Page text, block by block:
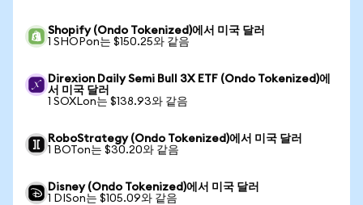
Shopify (Ondo Tokenized)에서 미국 달러
1 SHOPon는 $150.25와 같음
Direxion Daily Semi Bull 3X ETF (Ondo Tokenized)에
서 미국 달러
1 SOXLon는 $138.93와 같음
RoboStrategy (Ondo Tokenized)에서 미국 달러
1 BOTon는 $30.20와 같음
Disney (Ondo Tokenized)에서 미국 달러
1 DISon는 $105.09와 같음